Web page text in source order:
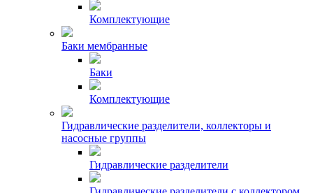
Комплектующие
Баки мембранные
Баки
Комплектующие
Гидравлические разделители, коллекторы и
насосные группы
Гидравлические разделители